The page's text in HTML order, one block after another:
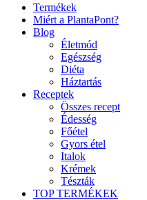
Termékek
Miért a PlantaPont?
Blog
Életmód
Egészség
Diéta
Háztartás
Receptek
Összes recept
Édesség
Főétel
Gyors étel
Italok
Krémek
Tészták
TOP TERMÉKEK